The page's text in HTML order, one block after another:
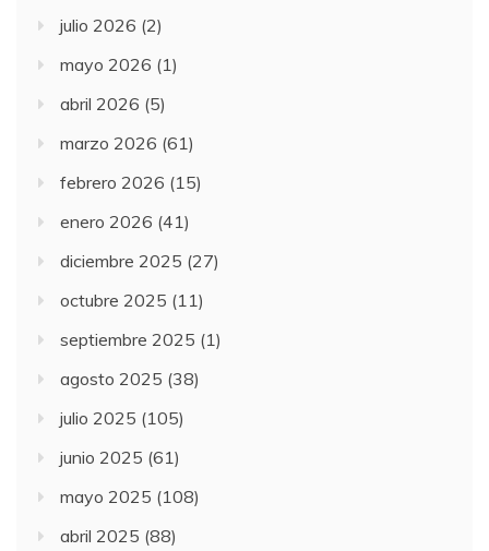
julio 2026 (2)
mayo 2026 (1)
abril 2026 (5)
marzo 2026 (61)
febrero 2026 (15)
enero 2026 (41)
diciembre 2025 (27)
octubre 2025 (11)
septiembre 2025 (1)
agosto 2025 (38)
julio 2025 (105)
junio 2025 (61)
mayo 2025 (108)
abril 2025 (88)